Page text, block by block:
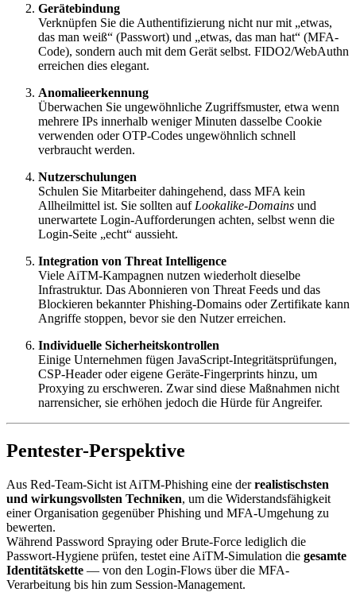
Gerätebindung
Verknüpfen Sie die Authentifizierung nicht nur mit „etwas,
das man weiß“ (Passwort) und „etwas, das man hat“ (MFA-
Code), sondern auch mit dem Gerät selbst. FIDO2/WebAuthn
erreichen dies elegant.
Anomalieerkennung
Überwachen Sie ungewöhnliche Zugriffsmuster, etwa wenn
mehrere IPs innerhalb weniger Minuten dasselbe Cookie
verwenden oder OTP-Codes ungewöhnlich schnell
verbraucht werden.
Nutzerschulungen
Schulen Sie Mitarbeiter dahingehend, dass MFA kein
Allheilmittel ist. Sie sollten auf Lookalike-Domains und
unerwartete Login-Aufforderungen achten, selbst wenn die
Login-Seite „echt“ aussieht.
Integration von Threat Intelligence
Viele AiTM-Kampagnen nutzen wiederholt dieselbe
Infrastruktur. Das Abonnieren von Threat Feeds und das
Blockieren bekannter Phishing-Domains oder Zertifikate kann
Angriffe stoppen, bevor sie den Nutzer erreichen.
Individuelle Sicherheitskontrollen
Einige Unternehmen fügen JavaScript-Integritätsprüfungen,
CSP-Header oder eigene Geräte-Fingerprints hinzu, um
Proxying zu erschweren. Zwar sind diese Maßnahmen nicht
narrensicher, sie erhöhen jedoch die Hürde für Angreifer.
Pentester-Perspektive
Aus Red-Team-Sicht ist AiTM-Phishing eine derrealistischsten
und wirkungsvollsten Techniken, um die Widerstandsfähigkeit
einer Organisation gegenüber Phishing und MFA-Umgehung zu
bewerten.
Während Password Spraying oder Brute-Force lediglich die
Passwort-Hygiene prüfen, testet eine AiTM-Simulation die gesamte
Identitätskette — von den Login-Flows über die MFA-
Verarbeitung bis hin zum Session-Management.